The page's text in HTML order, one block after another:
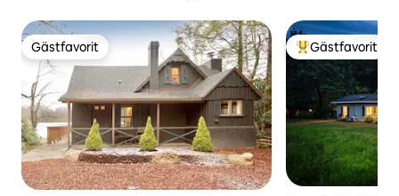
Gästfavorit
Gästfavorit Populär
Gästfavorit